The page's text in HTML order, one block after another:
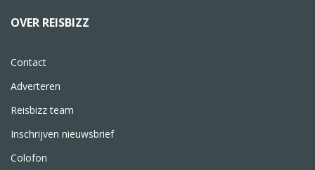
OVER REISBIZZ
Contact
Adverteren
Reisbizz team
Inschrijven nieuwsbrief
Colofon